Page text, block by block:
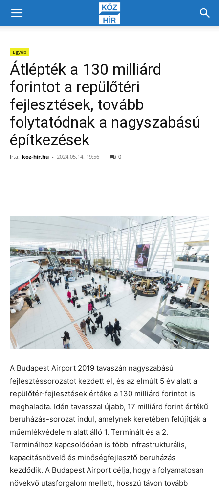
Egyéb
Átlépték a 130 milliárd
forintot a repülőtéri
fejlesztések, tovább
folytatódnak a nagyszabású
építkezések
Írta: koz-hir.hu - 2024.05.14. 19:56 0
A Budapest Airport 2019 tavaszán nagyszabású
fejlesztéssorozatot kezdett el, és az elmúlt 5 év alatt a
repülőtér-fejlesztések értéke a 130 milliárd forintot is
meghaladta. Idén tavasszal újabb, 17 milliárd forint értékű
beruházás-sorozat indul, amelynek keretében felújítják a
műemlékvédelem alatt álló 1. Terminált és a 2.
Terminálhoz kapcsolódóan is több infrastrukturális,
kapacitásnövelő és minőségfejlesztő beruházás
kezdődik. A Budapest Airport célja, hogy a folyamatosan
növekvő utasforgalom mellett, hosszú távon tovább